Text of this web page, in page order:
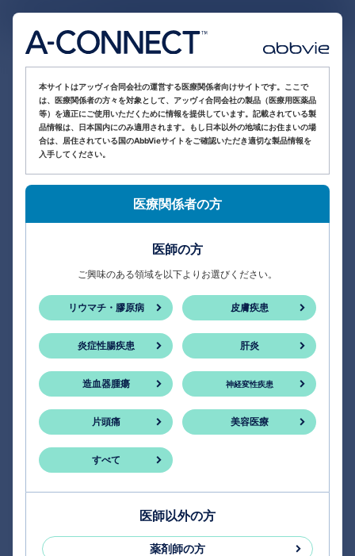
本サイトはアッヴィ合同会社の運営する医療関係者向けサイトです。ここで
は、医療関係者の方々を対象として、アッヴィ合同会社の製品（医療用医薬品
等）を適正にご使用いただくために情報を提供しています。記載されている製
品情報は、日本国内にのみ適用されます。もし日本以外の地域にお住まいの場
合は、居住されている国のAbbVieサイトをご確認いただき適切な製品情報を
入手してください。
医療関係者の方
医師の方
ご興味のある領域を以下よりお選びください。
リウマチ・膠原病 皮膚疾患
炎症性腸疾患 肝炎
造血器腫瘍 神経変性疾患
片頭痛 美容医療
すべて
医師以外の方
薬剤師の方